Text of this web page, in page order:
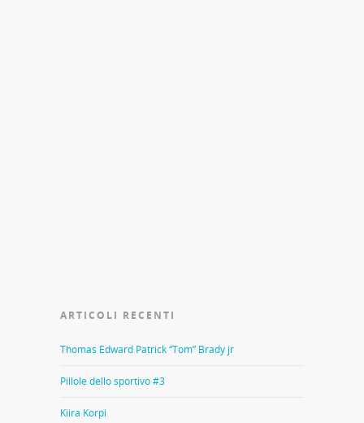
ARTICOLI RECENTI
Thomas Edward Patrick “Tom” Brady jr
Pillole dello sportivo #3
Kiira Korpi